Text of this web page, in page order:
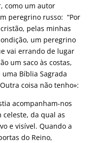
como um autor
peregrino russo: “Por
pelas minhas
um peregrino
vai errando de lugar
um saco às costas,
Bíblia Sagrada
coisa não tenho»:
acompanham-nos
celeste, da qual as
e visível. Quando a
do Reino,